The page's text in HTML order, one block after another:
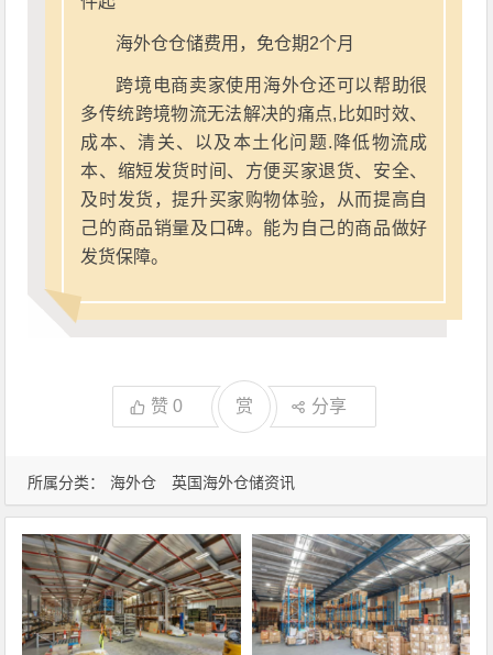
所属分类： 海外仓 英国海外仓储资讯
海外仓仓储费用，免仓期2个月
跨境电商卖家使用海外仓还可以帮助很
多传统跨境物流无法解决的痛点,比如时效、
成本、清关、以及本土化问题.降低物流成
本、缩短发货时间、方便买家退货、安全、
及时发货，提升买家购物体验，从而提高自
己的商品销量及口碑。能为自己的商品做好
发货保障。
赞0 赏 分享